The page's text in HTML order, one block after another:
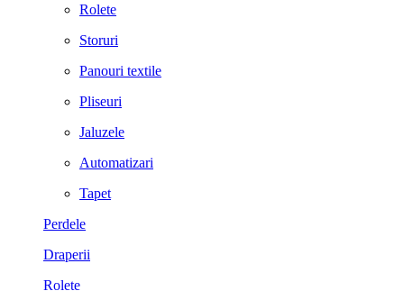
Rolete
Storuri
Panouri textile
Pliseuri
Jaluzele
Automatizari
Tapet
Perdele
Draperii
Rolete